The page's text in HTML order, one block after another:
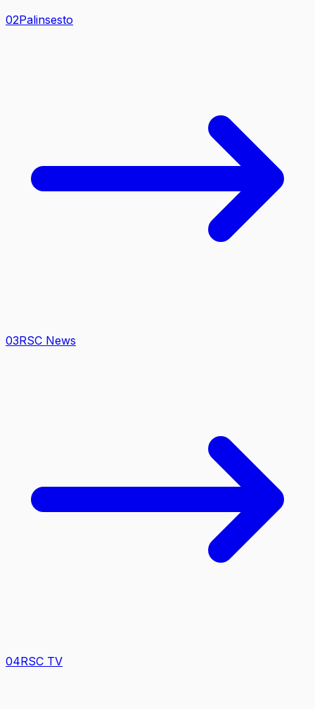
02Palinsesto
03RSC News
04RSC TV